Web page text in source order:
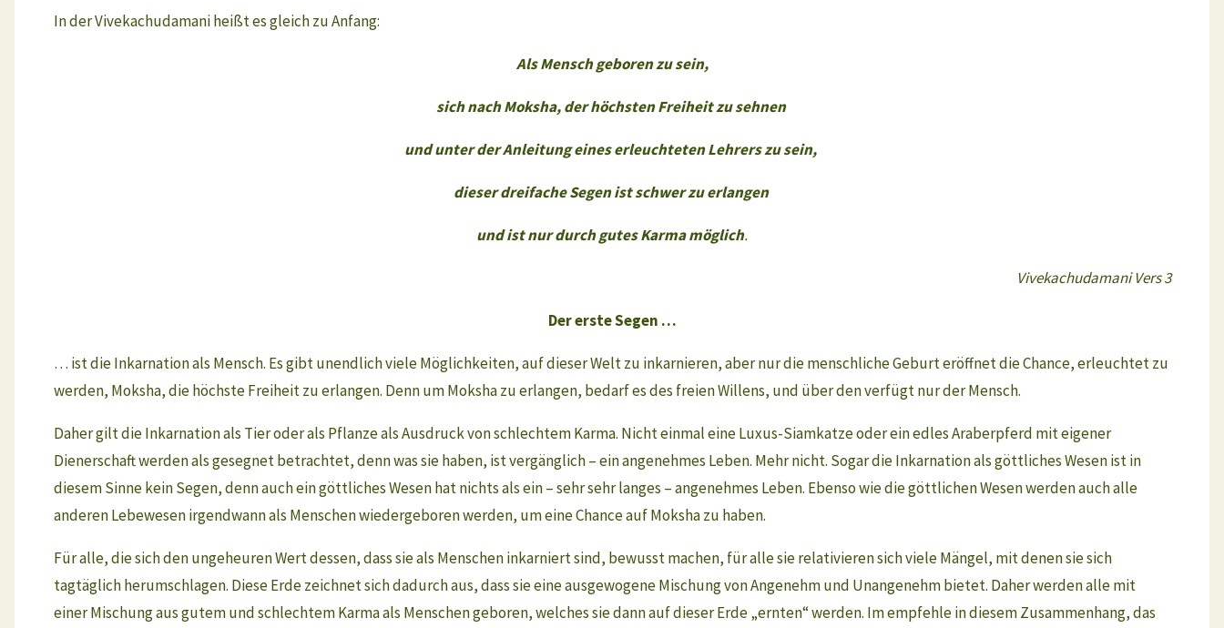
In der Vivekachudamani heißt es gleich zu Anfang:
Als Mensch geboren zu sein,
sich nach Moksha, der höchsten Freiheit zu sehnen
und unter der Anleitung eines erleuchteten Lehrers zu sein,
dieser dreifache Segen ist schwer zu erlangen
und ist nur durch gutes Karma möglich.
Vivekachudamani Vers 3
Der erste Segen …
… ist die Inkarnation als Mensch. Es gibt unendlich viele Möglichkeiten, auf dieser Welt zu inkarnieren, aber nur die menschliche Geburt eröffnet die Chance, erleuchtet zu
werden, Moksha, die höchste Freiheit zu erlangen. Denn um Moksha zu erlangen, bedarf es des freien Willens, und über den verfügt nur der Mensch.
Daher gilt die Inkarnation als Tier oder als Pflanze als Ausdruck von schlechtem Karma. Nicht einmal eine Luxus-Siamkatze oder ein edles Araberpferd mit eigener
Dienerschaft werden als gesegnet betrachtet, denn was sie haben, ist vergänglich – ein angenehmes Leben. Mehr nicht. Sogar die Inkarnation als göttliches Wesen ist in
diesem Sinne kein Segen, denn auch ein göttliches Wesen hat nichts als ein – sehr sehr langes – angenehmes Leben. Ebenso wie die göttlichen Wesen werden auch alle
anderen Lebewesen irgendwann als Menschen wiedergeboren werden, um eine Chance auf Moksha zu haben.
Für alle, die sich den ungeheuren Wert dessen, dass sie als Menschen inkarniert sind, bewusst machen, für alle sie relativieren sich viele Mängel, mit denen sie sich
tagtäglich herumschlagen. Diese Erde zeichnet sich dadurch aus, dass sie eine ausgewogene Mischung von Angenehm und Unangenehm bietet. Daher werden alle mit
einer Mischung aus gutem und schlechtem Karma als Menschen geboren, welches sie dann auf dieser Erde „ernten“ werden. Im empfehle in diesem Zusammenhang, das